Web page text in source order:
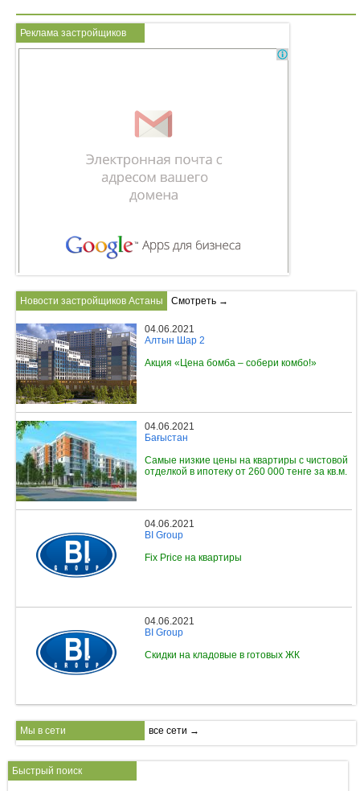
Реклама застройщиков
Новости застройщиков Астаны Смотреть →
04.06.2021
Алтын Шар 2
Акция «Цена бомба – собери комбо!»
04.06.2021
Бағыстан
Самые низкие цены на квартиры с чистовой
отделкой в ипотеку от 260 000 тенге за кв.м.
04.06.2021
BI Group
Fix Price на квартиры
04.06.2021
BI Group
Скидки на кладовые в готовых ЖК
Мы в сети все сети →
Быстрый поиск